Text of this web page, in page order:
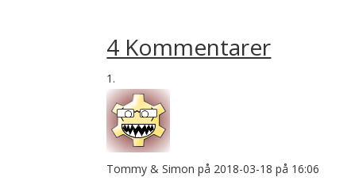
4 Kommentarer
Tommy & Simon på 2018-03-18 på 16:06